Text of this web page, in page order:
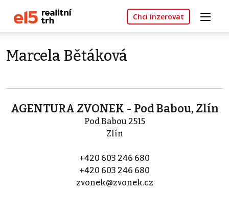
Chci inzerovat
Marcela Bětáková
AGENTURA ZVONEK - Pod Babou, Zlín
Pod Babou 2515
Zlín
+420 603 246 680
+420 603 246 680
zvonek@zvonek.cz